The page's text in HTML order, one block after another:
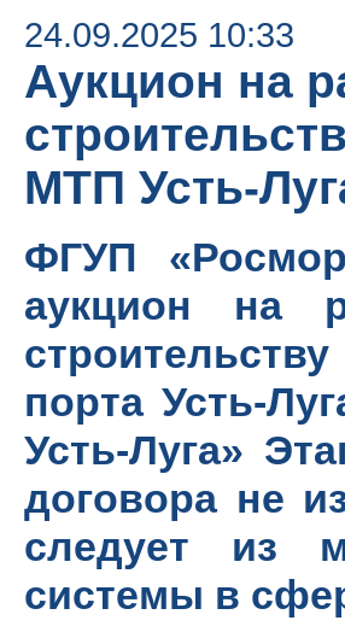
24.09.2025 10:33
Аукцион на
МТП Усть-
ФГУП
аукцион на
порта Усть-
Усть-Луга»
договора не
следует из
системы в